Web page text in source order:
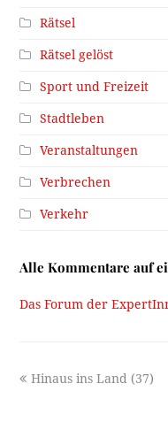
Rätsel
Rätsel gelöst
Sport und Freizeit
Stadtleben
Veranstaltungen
Verbrechen
Verkehr
Alle Kommentare auf
Das Forum der
previous
Hinaus ins Land (37)